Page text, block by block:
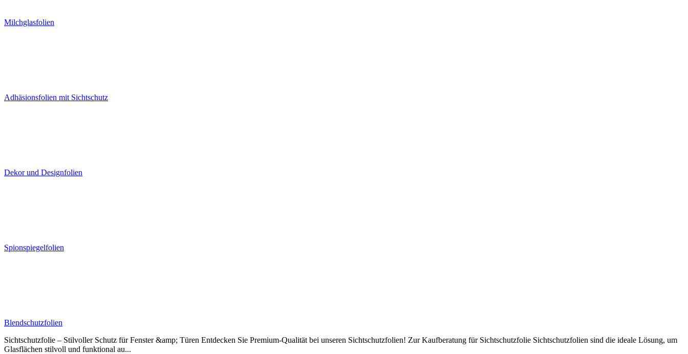
Milchglasfolien
Adhäsionsfolien mit Sichtschutz
Dekor und Designfolien
Spionspiegelfolien
Blendschutzfolien
Sichtschutzfolie – Stilvoller Schutz für Fenster &amp; Türen Entdecken Sie Premium-Qualität bei unseren Sichtschutzfolien! Zur Kaufberatung für Sichtschutzfolie Sichtschutzfolien sind die ideale Lösung, um
Glasflächen stilvoll und funktional au...